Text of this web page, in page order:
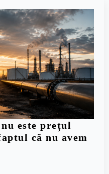
este prețul
că nu avem